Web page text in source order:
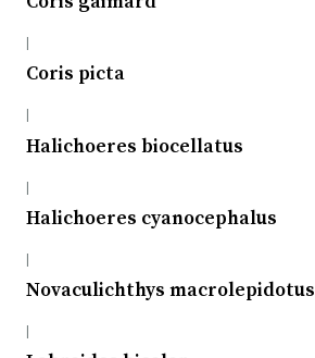
|
Coris picta
|
Halichoeres biocellatus
|
Halichoeres cyanocephalus
|
Novaculichthys macrolepidotus
|